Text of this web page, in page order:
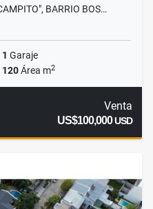
BARRIO BOS…
1 Garaje
120Área m2
Venta
US$100,000USD